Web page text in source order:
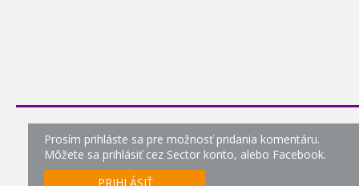
0:00
0:17
133.
vodu
Prosím prihláste sa pre možnosť pridania komentáru.
Môžete sa prihlásiť cez Sector konto, alebo Facebook.
PRIHLÁSIŤ